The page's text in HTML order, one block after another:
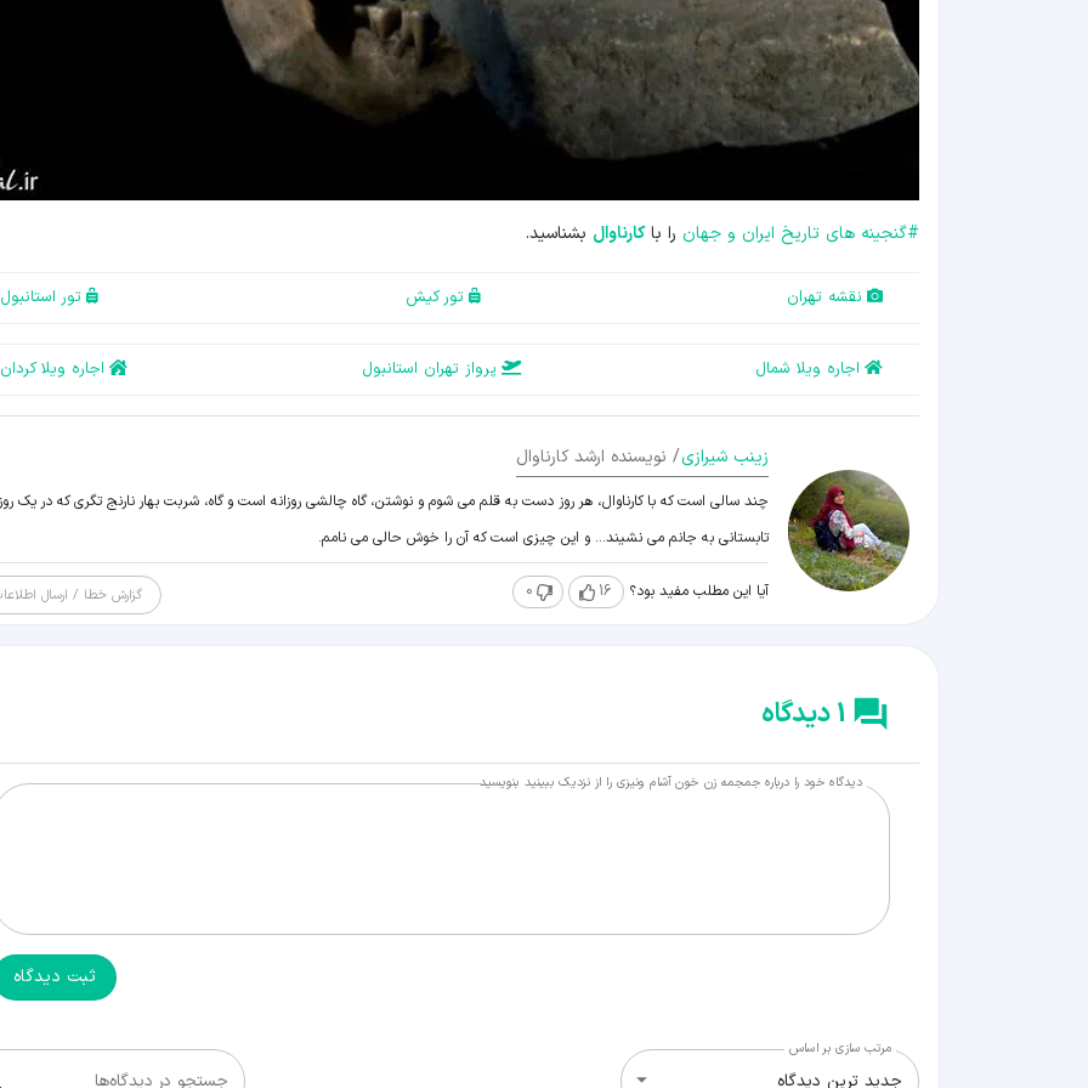
#گنجینه های تاریخ ایران و جهان را باکارناوال بشناسید.
نقشه تهران تور کیش تور استانبول
اجاره ویلا شمال پرواز تهران استانبول اجاره ویلا کردان
زينب شيرازی/ نویسنده ارشد کارناوال
چند سالی است که با کارناوال، هر روز دست به قلم می شوم و نوشتن، گاه چالشی روزانه است و گاه، شربت بهار نارنج تگری که در یک
تابستانی به جانم می نشیند... و این چیزی است که آن را خوش حالی می نامم.
آیا این مطلب مفید بود؟ 16
0 گزارش خطا / ارسال
1 دیدگاه
دیدگاه خود را درباره جمجمه زن خون آشام ونیزی را از نزدیک ببینید بنویسید
ثبت دیدگاه
جستجو در دیدگاه‌ها
مرتب سازی بر اساس
جدید ترین دیدگاه